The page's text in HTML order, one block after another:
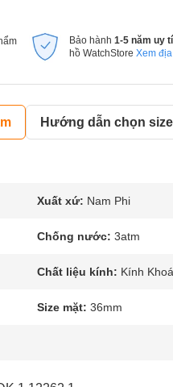
Bảo hành 1-5 năm uy
hồ WatchStore Xem
Hướng dẫn chọn size
Xuất xứ: Nam Phi
Chống nước: 3atm
Chất liệu kính: Kính
Size mặt: 36mm